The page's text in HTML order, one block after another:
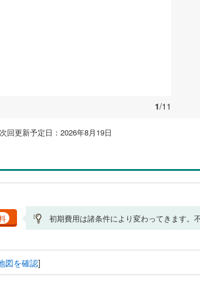
1/11
更新予定日：2026年8月19日
初期費用は諸条件により変わってきます。
図を確認]